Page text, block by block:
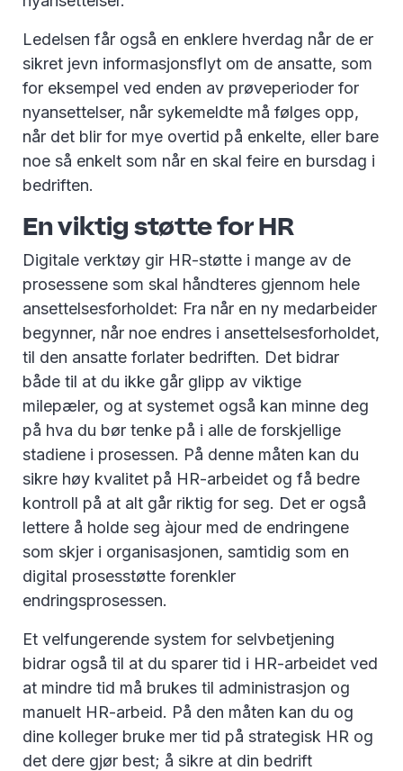
Ledelsen får også en enklere hverdag når de er
sikret jevn informasjonsflyt om de ansatte, som
for eksempel ved enden av prøveperioder for
nyansettelser, når sykemeldte må følges opp,
når det blir for mye overtid på enkelte, eller bare
noe så enkelt som når en skal feire en bursdag i
bedriften.
En viktig støtte for HR
Digitale verktøy gir HR-støtte i mange av de
prosessene som skal håndteres gjennom hele
ansettelsesforholdet: Fra når en ny medarbeider
begynner, når noe endres i ansettelsesforholdet,
til den ansatte forlater bedriften. Det bidrar
både til at du ikke går glipp av viktige
milepæler, og at systemet også kan minne deg
på hva du bør tenke på i alle de forskjellige
stadiene i prosessen. På denne måten kan du
sikre høy kvalitet på HR-arbeidet og få bedre
kontroll på at alt går riktig for seg. Det er også
lettere å holde seg àjour med de endringene
som skjer i organisasjonen, samtidig som en
digital prosesstøtte forenkler
endringsprosessen.
Et velfungerende system for selvbetjening
bidrar også til at du sparer tid i HR-arbeidet ved
at mindre tid må brukes til administrasjon og
manuelt HR-arbeid. På den måten kan du og
dine kolleger bruke mer tid på strategisk HR og
det dere gjør best; å sikre at din bedrift